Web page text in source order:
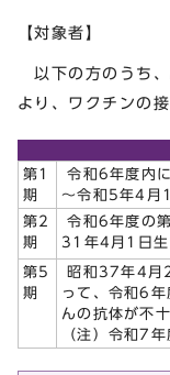
【対象者】
以下の方のうち、
より、ワクチンの
第1
期
令和6年度内
～令和5年4月
第2
期
令和6年度の
31年4月1日生
第5
期
昭和37年4月
って、令和6
んの抗体が不
（注）令和7